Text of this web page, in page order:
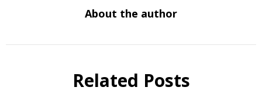
About the author
Related Posts